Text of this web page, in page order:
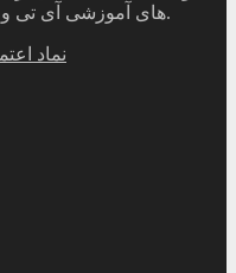
های آموزشی آی تی و کامپیوتر شروع به فعالیت کرده است.